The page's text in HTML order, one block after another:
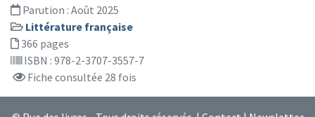
Parution : Août 2025
Littérature française
366 pages
ISBN : 978-2-3707-3557-7
Fiche consultée 28 fois